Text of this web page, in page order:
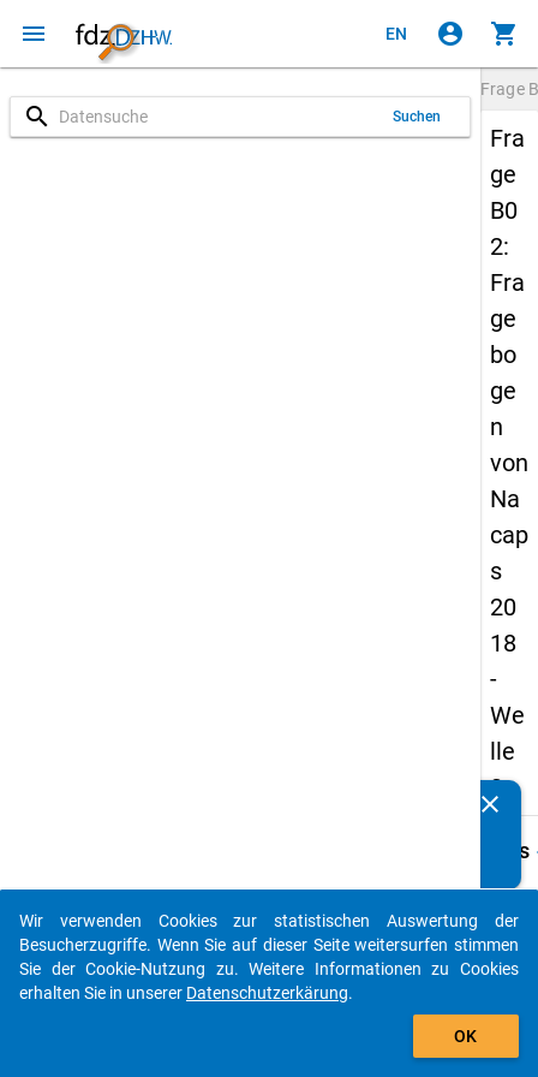
menu EN account_circle shopping_cart
search Suchen
Frage
Fra
ge
B0
2:
Fra
ge
bo
ge
n
von
Na
cap
s
20
18
-
We
lle
3
Details
B02
Was
clear
auto_stories
add_shopping_cart
Wir verwenden Cookies zur statistischen Auswertung der
Besucherzugriffe. Wenn Sie auf dieser Seite weitersurfen stimmen
Sie der Cookie-Nutzung zu. Weitere Informationen zu Cookies
erhalten Sie in unserer Datenschutzerkärung.
OK